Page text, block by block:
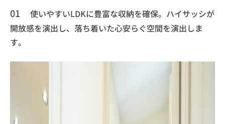
01
使いやすいLDKに豊富な収納を確保。ハイサッシが
開放感を演出し、落ち着いた心安らぐ空間を演出しま
す。